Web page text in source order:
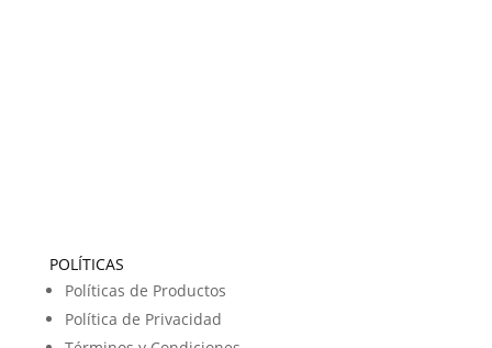
POLÍTICAS
Políticas de Productos
Política de Privacidad